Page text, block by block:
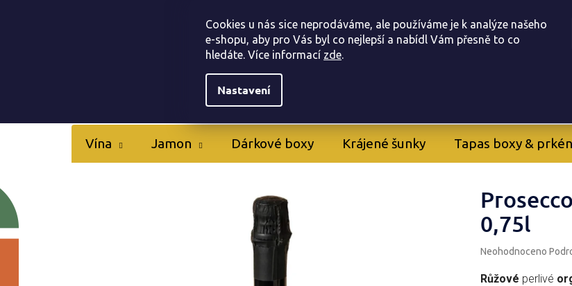
Cookies u nás sice neprodáváme, ale používáme je k analýze našeho
e-shopu, aby pro Vás byl co nejlepší a nabídl Vám přesně to co
hledáte. Více informací zde.
Nastavení
Registrace
Vína Jamon Dárkové boxy Krájené šunky Tapas boxy &
Růžové perlivé
0,75l
Průměrné
produktu
Neohodnoceno